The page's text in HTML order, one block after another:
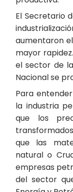
El Secretario
aumentaron
mayor
el sector de
Nacional se
Para
la industria
que los
que las
natural o
empresas
del sector